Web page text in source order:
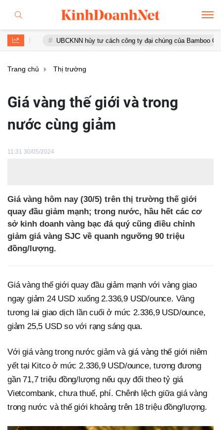
UBCKNN hủy tư cách công ty đại chúng của Bamboo Capital và
Trang chủ Thị trường
Giá vàng thế giới và trong
nước cùng giảm
11:31 30/05/2024
Giá vàng hôm nay (30/5) trên thị trường thế giới
quay đầu giảm mạnh; trong nước, hầu hết các cơ
sở kinh doanh vàng bạc đá quý cũng điều chỉnh
giảm giá vàng SJC về quanh ngưỡng 90 triệu
đồng/lượng.
Giá vàng thế giới quay đầu giảm mạnh với vàng giao
ngay giảm 24 USD xuống 2.336,9 USD/ounce. Vàng
tương lai giao dịch lần cuối ở mức 2.336,9 USD/ounce,
giảm 25,5 USD so với rạng sáng qua.
Với giá vàng trong nước giảm và giá vàng thế giới niêm
yết tại Kitco ở mức 2.336,9 USD/ounce, tương đương
gần 71,7 triệu đồng/lượng nếu quy đổi theo tỷ giá
Vietcombank, chưa thuế, phí. Chênh lệch giữa giá vàng
trong nước và thế giới khoảng trên 18 triệu đồng/lượng.